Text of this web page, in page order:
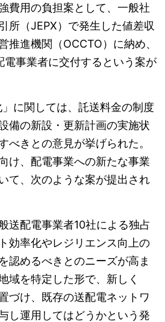
費用の負担案として、一般社
所（JEPX）で発生した値差収
推進機関（OCCTO）に納め、
電事業者に交付するという案が
に関しては、託送料金の制度
備の新設・更新計画の実施状
べきとの意見が挙げられた。
け、配電事業への新たな事業
て、次のような案が提出され
送配電事業者10社による独占
効率化やレジリエンス向上の
認めるべきとのニーズが高ま
域を特定した形で、新しく
づけ、既存の送配電ネットワ
し運用してはどうかという発